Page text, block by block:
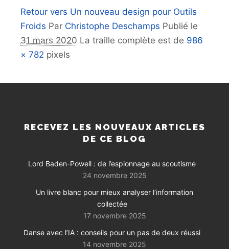
Retour vers Un nouveau design pour Outils
Froids Par Christophe Deschamps Publié le
31 mars 2020 La traille complète est de 986
× 782 pixels
RECEVEZ LES NOUVEAUX ARTICLES
DE CE BLOG
Lord Baden-Powell : de l’espionnage au scoutisme
24 novembre 2025
Un livre blanc pour mieux analyser l’information
collectée
17 novembre 2025
Danse avec l’IA : conseils pour un pas de deux réussi
14 novembre 2025